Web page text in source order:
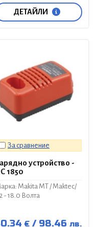
ДЕТАЙЛИ
За сравнение
устройство -
1850
Makita MT / Maktec/
- 18.0 Волта
€ 98.46 лв.